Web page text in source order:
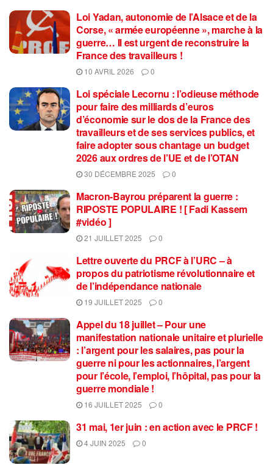
Loi Yadan, autonomie de l’Alsace et de la
Corse, « armée européenne », marche à la
guerre… Il est urgent de reconstruire la
France des travailleurs !
10 AVRIL 2026 0
Loi spéciale Lecornu : l’odieuse méthode
pour faire des milliards d’euros
d’économie sur le dos de la France des
travailleurs et de ses services publics, et
faire adopter sous chantage un budget
2026 aux ordres de l’UE et de l’OTAN
30 DÉCEMBRE 2025 0
Macron-Bayrou préparent la guerre :
RIPOSTE POPULAIRE ! [ Fadi Kassem
#vidéo ]
21 JUILLET 2025 0
Lettre ouverte du PRCF à l’URC – à
propos du patriotisme révolutionnaire et
de l’indépendance nationale
19 JUILLET 2025 0
Appel du 18 juillet – Pour une
manifestation nationale unitaire et plurielle
: l’argent pour les salaires, pas pour la
guerre ni pour les actionnaires, l’argent
pour l’école, l’emploi, l’hôpital, pas pour la
guerre mondiale !
16 JUILLET 2025 0
31 mai, 1er juin : en action avec le PRCF !
4 JUIN 2025 0